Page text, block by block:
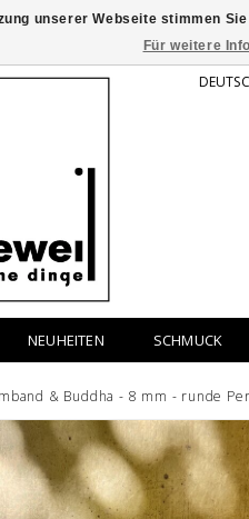
NEUHEITEN SCHMUCK
& Buddha - 8 mm - runde
unserer Webseite stimmen
Für weitere